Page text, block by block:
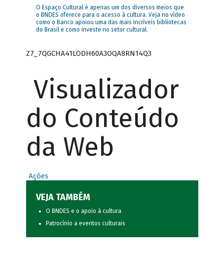
O Espaço Cultural é apenas um dos diversos meios que
o BNDES oferece para o acesso à cultura. Veja no vídeo
como o Banco apoiou uma das mais incríveis bibliotecas
do Brasil e como investe no setor cultural.
Z7_7QGCHA41LODH60A3OQA8RN14Q3
Visualizador
do Conteúdo
da Web
Ações
VEJA TAMBÉM
O BNDES e o apoio à cultura
Patrocínio a eventos culturais